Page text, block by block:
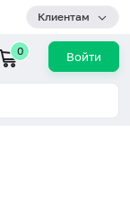
Клиентам
0 Войти